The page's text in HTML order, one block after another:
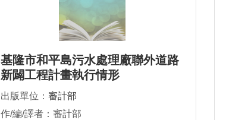
基隆市和平島污水處理廠聯外道路
新闢工程計畫執行情形
出版單位： 審計部
作/編/譯者：審計部